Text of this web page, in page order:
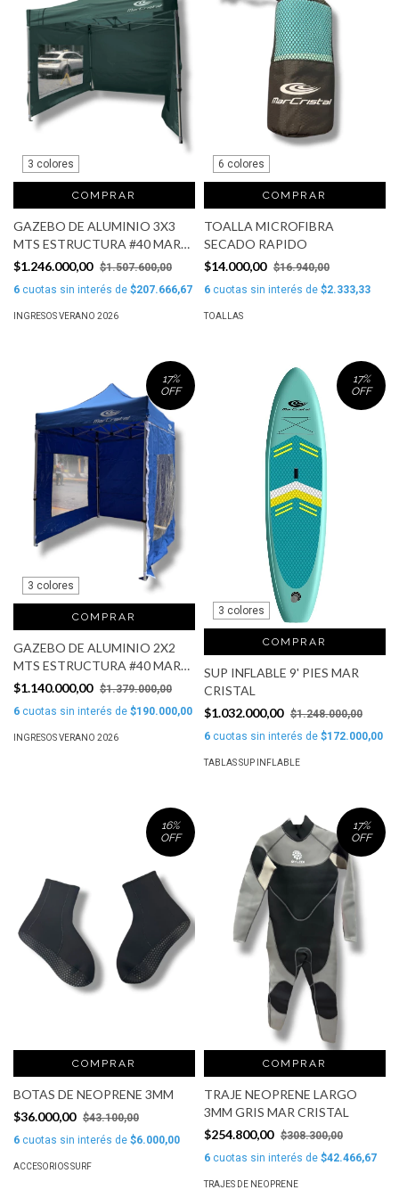
3 colores
COMPRAR
GAZEBO DE ALUMINIO 3X3
MTS ESTRUCTURA #40 MAR
CRISTAL
$1.246.000,00 $1.507.600,00
6 cuotas sin interés de $207.666,67
INGRESOS VERANO 2026
6 colores
COMPRAR
TOALLA MICROFIBRA
SECADO RAPIDO
$14.000,00 $16.940,00
6 cuotas sin interés de $2.333,33
TOALLAS
17%
OFF
3 colores
COMPRAR
GAZEBO DE ALUMINIO 2X2
MTS ESTRUCTURA #40 MAR
CRISTAL
$1.140.000,00 $1.379.000,00
6 cuotas sin interés de $190.000,00
INGRESOS VERANO 2026
17%
OFF
3 colores
COMPRAR
SUP INFLABLE 9' PIES MAR
CRISTAL
$1.032.000,00 $1.248.000,00
6 cuotas sin interés de $172.000,00
TABLAS SUP INFLABLE
16%
OFF
COMPRAR
BOTAS DE NEOPRENE 3MM
$36.000,00 $43.100,00
6 cuotas sin interés de $6.000,00
ACCESORIOS SURF
17%
OFF
COMPRAR
TRAJE NEOPRENE LARGO
3MM GRIS MAR CRISTAL
$254.800,00 $308.300,00
6 cuotas sin interés de $42.466,67
TRAJES DE NEOPRENE